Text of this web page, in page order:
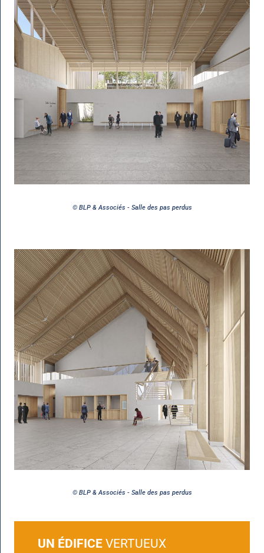
© BLP & Associés - Salle des pas perdus
© BLP & Associés - Salle des pas perdus
UN ÉDIFICEVERTUEUX